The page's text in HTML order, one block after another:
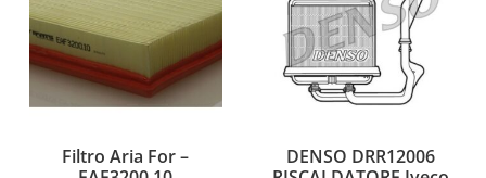
Filtro Aria For –
DENSO DRR12006